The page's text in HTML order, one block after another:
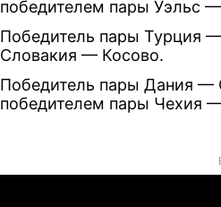
победителем пары Уэльс
Победитель пары Турция
Словакия — Косово.
Победитель пары Дания —
победителем пары Чехия